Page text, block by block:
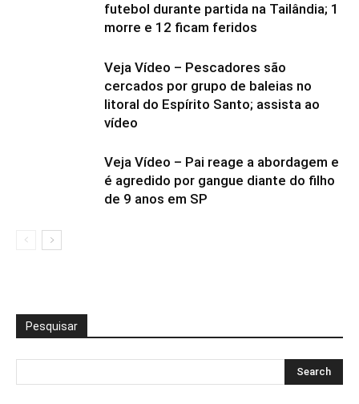
futebol durante partida na Tailândia; 1
morre e 12 ficam feridos
Veja Vídeo – Pescadores são
cercados por grupo de baleias no
litoral do Espírito Santo; assista ao
vídeo
Veja Vídeo – Pai reage a abordagem e
é agredido por gangue diante do filho
de 9 anos em SP
Pesquisar